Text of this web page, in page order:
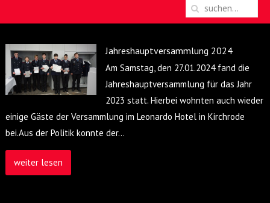
Jahreshauptversammlung 2024
Am Samstag, den 27.01.2024 fand die
Jahreshauptversammlung für das Jahr
2023 statt. Hierbei wohnten auch wieder
einige Gäste der Versammlung im Leonardo Hotel in Kirchrode
bei.Aus der Politik konnte der…
weiter lesen